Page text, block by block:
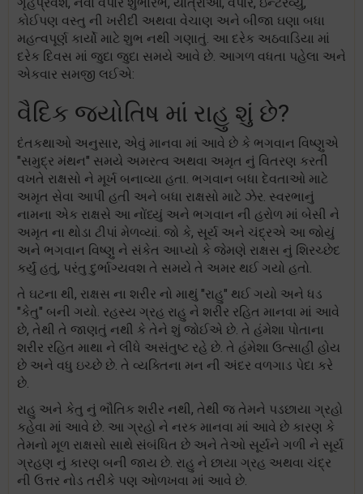
કોઈપણ વસ્તુ ની ખરીદી અથવા વેચાણ અને બીજા ઘણા બધા
મહત્વપૂર્ણ કાર્યો માટે શુભ નથી ગણાતું. આ દરેક અઠવાડિયા માં
દરેક દિવસ માં જુદા જુદા સમયે આવે છે. આગળ વધતા પહેલા અને
એકવાર સમજી લઈએ:
વૈદિક જ્યોતિષ માં રાહુ શું છે?
દંતકથાઓ અનુસાર, એવું માનવા માં આવે છે કે ભગવાન વિષ્ણુએ
"સમુદ્ર મંથન" સમયે અમરત્વ અથવા અમૃત નું વિતરણ કરતી
વખતે રાક્ષસો ને મૂર્ખ બનાવ્યા હતા. ભગવાન બધા દેવતાઓ માટે
અમૃત સેવા આપી હતી અને બધા રાક્ષસો માટે ઝેર. સ્વરભાનું
નામના એક રાક્ષસે આ નોંધ્યું અને ભગવાન ની હરોળ માં બેસી ને
અમૃત ના થોડા ટીપાં મેળવ્યાં. જો કે, સૂર્ય અને ચંદ્રએ આ જોયું
અને ભગવાન વિષ્ણુ ને સંકેત આપ્યો કે જેમણે રાક્ષસ નું શિરચ્છેદ
કર્યું હતું, પરંતુ દુર્ભાગ્યવશ તે સમયે તે અમર થઈ ગયો હતો.
તે ઘટના થી, રાક્ષસ ના શરીર નો માથું "રાહુ" થઈ ગયો અને ધડ
"કેતુ" બની ગયો. રહસ્ય ગ્રહ રાહુ ને શરીર રહિત માનવા માં આવે
છે, તેથી તે જાણતું નથી કે તેને શું જોઈએ છે. તે હંમેશા પોતાના
શરીર રહિત માથા ને લીધે અસંતુષ્ટ રહે છે. તે હંમેશા ઉત્સાહી હોય
છે અને વધુ ઇચ્છે છે. તે વ્યક્તિના મન ની અંદર વળગાડ પેદા કરે
છે.
રાહુ અને કેતુ નું ભૌતિક શરીર નથી, તેથી જ તેમને પડછાયા ગ્રહો
કહેવા માં આવે છે. આ ગ્રહો ને નરક માનવા માં આવે છે કારણ કે
તેમનો મૂળ રાક્ષસો સાથે સંબંધિત છે અને તેઓ સૂર્યને ગળી ને સૂર્ય
ગ્રહણ નું કારણ બની જાય છે. રાહુ ને છાયા ગ્રહ અથવા ચંદ્ર
ની ઉત્તર નોડ તરીકે પણ ઓળખવા માં આવે છે.